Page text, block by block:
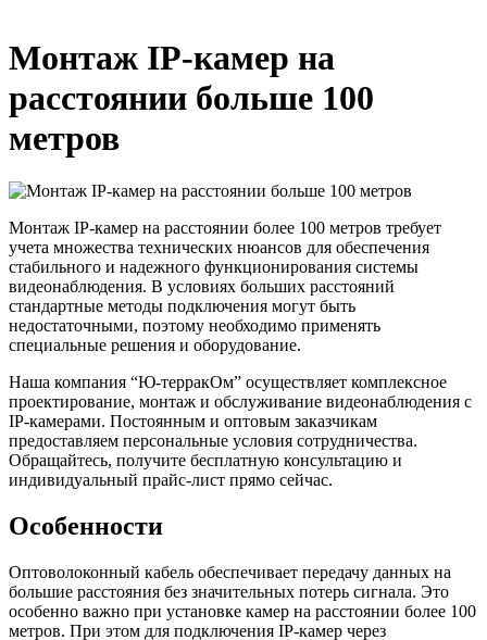
Монтаж IP-камер на
расстоянии больше 100
метров
Монтаж IP-камер на расстоянии более 100 метров требует
учета множества технических нюансов для обеспечения
стабильного и надежного функционирования системы
видеонаблюдения. В условиях больших расстояний
стандартные методы подключения могут быть
недостаточными, поэтому необходимо применять
специальные решения и оборудование.
Наша компания “Ю-терракОм” осуществляет комплексное
проектирование, монтаж и обслуживание видеонаблюдения с
IP-камерами. Постоянным и оптовым заказчикам
предоставляем персональные условия сотрудничества.
Обращайтесь, получите бесплатную консультацию и
индивидуальный прайс-лист прямо сейчас.
Особенности
Оптоволоконный кабель обеспечивает передачу данных на
большие расстояния без значительных потерь сигнала. Это
особенно важно при установке камер на расстоянии более 100
метров. При этом для подключения IP-камер через